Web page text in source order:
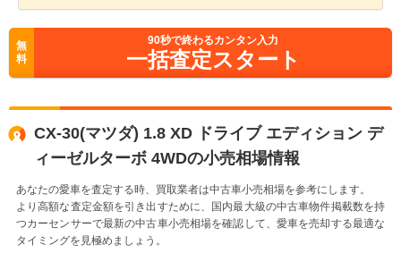
無
料
90秒で終わるカンタン入力
一括査定スタート
CX-30(マツダ) 1.8 XD ドライブ エディション デ
ィーゼルターボ 4WDの小売相場情報
あなたの愛車を査定する時、買取業者は中古車小売相場を参考にします。
より高額な査定金額を引き出すために、国内最大級の中古車物件掲載数を持
つカーセンサーで最新の中古車小売相場を確認して、愛車を売却する最適な
タイミングを見極めましょう。